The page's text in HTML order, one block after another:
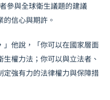
參與全球衛生議題的建議
信心與期許。
」他說，「你可以在國家層面
權力法；你可以與立法者、
強有力的法律權力與保障措